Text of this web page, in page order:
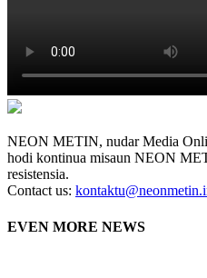
NEON METIN, nudar Media
hodi kontinua misaun NEON
resistensia.
Contact us:
EVEN MORE NEWS